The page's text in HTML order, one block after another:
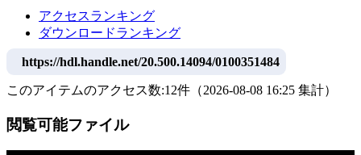
アクセスランキング
ダウンロードランキング
https://hdl.handle.net/20.500.14094/0100351484
このアイテムのアクセス数:12件 （2026-08-08 16:25 集計）
閲覧可能ファイル